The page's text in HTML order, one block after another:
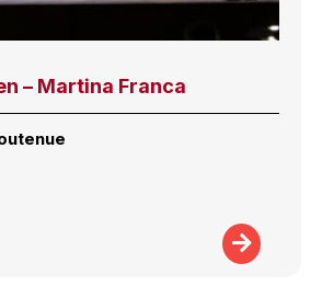
– Martina Franca